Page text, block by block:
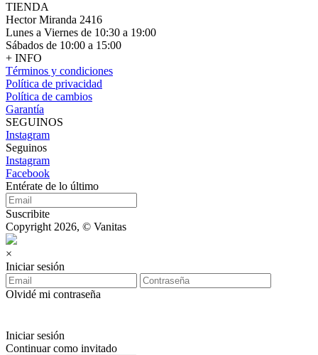
TIENDA
Hector Miranda 2416
Lunes a Viernes de 10:30 a 19:00
Sábados de 10:00 a 15:00
+ INFO
Términos y condiciones
Política de privacidad
Política de cambios
Garantía
SEGUINOS
Instagram
Seguinos
Instagram
Facebook
Entérate de lo último
Suscribite
Copyright 2026, © Vanitas
×
Iniciar sesión
Olvidé mi contraseña
Iniciar sesión
Continuar como invitado